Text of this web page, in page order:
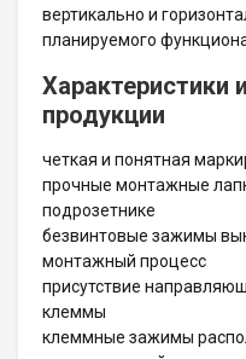
вертикально и
планируемого
Характеристики
продукции
четкая и понятная
прочные монтажные
подрозетнике
безвинтовые зажимы
монтажный процесс
присутствие
клеммы
клеммные зажимы